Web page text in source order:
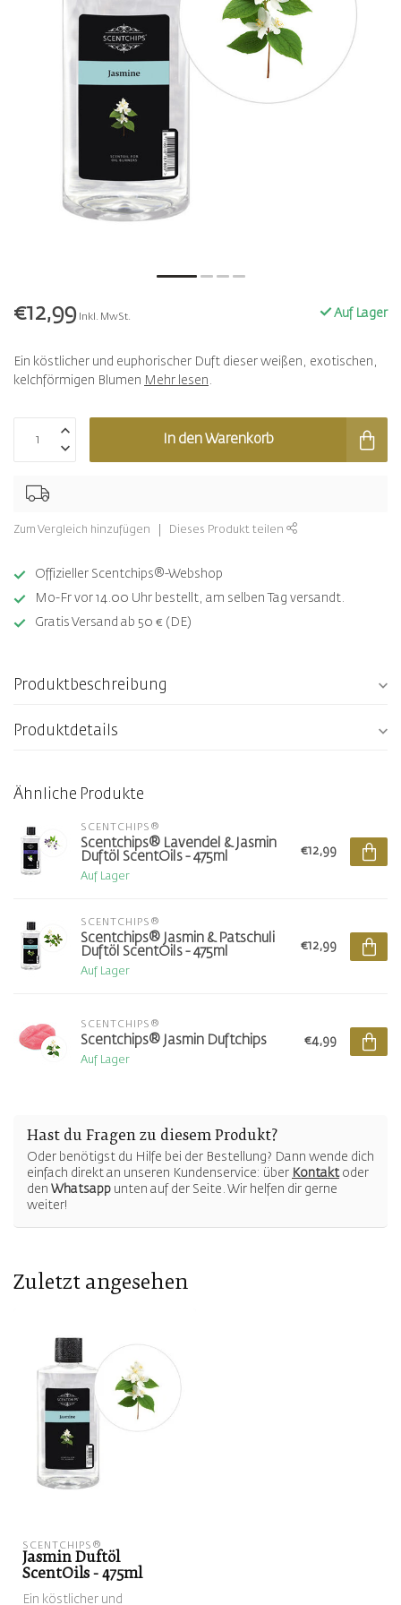
€12,99 Inkl. MwSt. Auf Lager
Ein köstlicher und euphorischer Duft dieser weißen, exotischen,
kelchförmigen Blumen Mehr lesen .
In den Warenkorb
Zum Vergleich hinzufügen Dieses Produkt teilen
Offizieller Scentchips®-Webshop
Mo-Fr vor 14.00 Uhr bestellt, am selben Tag versandt.
Gratis Versand ab 50 € (DE)
Produktbeschreibung
Produktdetails
Ähnliche Produkte
SCENTCHIPS®
Scentchips® Lavendel & Jasmin
Duftöl ScentOils - 475ml
Auf Lager
€12,99
SCENTCHIPS®
Scentchips® Jasmin & Patschuli
Duftöl ScentOils - 475ml
Auf Lager
€12,99
SCENTCHIPS®
Scentchips® Jasmin Duftchips
Auf Lager
€4,99
Hast du Fragen zu diesem Produkt?
Oder benötigst du Hilfe bei der Bestellung? Dann wende dich
einfach direkt an unseren Kundenservice: über Kontaktoder
den Whatsapp unten auf der Seite. Wir helfen dir gerne
weiter!
Zuletzt angesehen
SCENTCHIPS®
Jasmin Duftöl
ScentOils - 475ml
Ein köstlicher und